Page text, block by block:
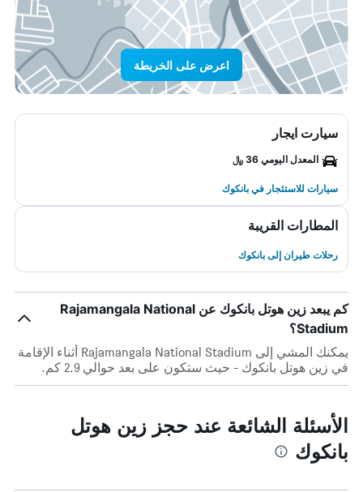
اعرض على الخريطة
سيارت ايجار
المعدل اليومي 36 ﷼
سيارات للاستئجار في بانكوك
المطارات القريبة
رحلات طيران إلى بانكوك
كم يبعد زين هوتل بانكوك عن Rajamangala National
Stadium؟
يمكنك المشي إلى Rajamangala National Stadium أثناء الإقامة
في زين هوتل بانكوك - حيث ستكون على بعد حوالي 2.9 كم.
الأسئلة الشائعة عند حجز زين هوتل
بانكوك